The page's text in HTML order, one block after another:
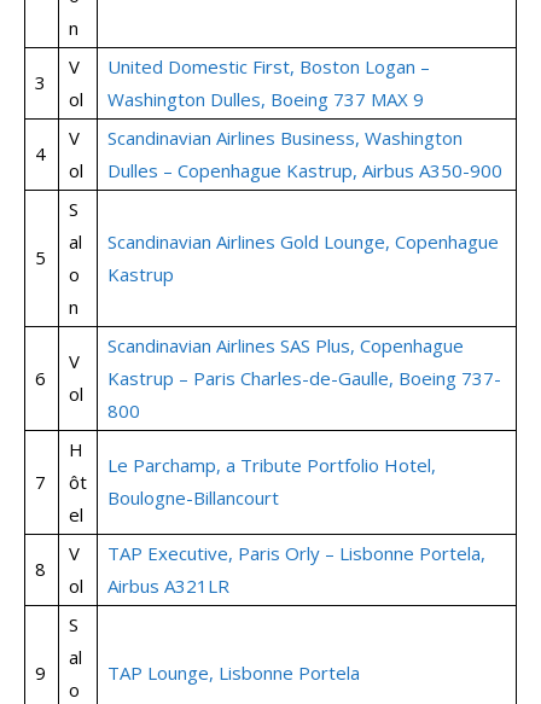
n
3
V
ol
United Domestic First, Boston Logan –
Washington Dulles, Boeing 737 MAX 9
4
V
ol
Scandinavian Airlines Business, Washington
Dulles – Copenhague Kastrup, Airbus A350-900
5
S
al
o
n
Scandinavian Airlines Gold Lounge, Copenhague
Kastrup
6
V
ol
Scandinavian Airlines SAS Plus, Copenhague
Kastrup – Paris Charles-de-Gaulle, Boeing 737-
800
7
H
ôt
el
Le Parchamp, a Tribute Portfolio Hotel,
Boulogne-Billancourt
8
V
ol
TAP Executive, Paris Orly – Lisbonne Portela,
Airbus A321LR
9
S
al
o
TAP Lounge, Lisbonne Portela